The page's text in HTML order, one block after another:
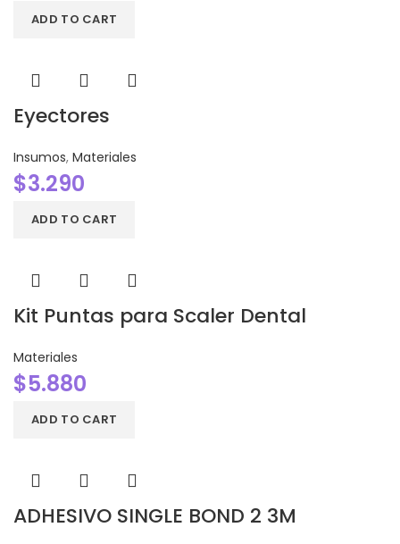
ADD TO CART
Eyectores
Insumos, Materiales
$3.290
ADD TO CART
Kit Puntas para Scaler Dental
Materiales
$5.880
ADD TO CART
ADHESIVO SINGLE BOND 2 3M